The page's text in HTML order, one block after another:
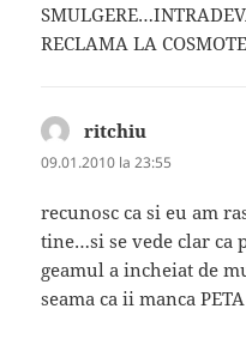
RECLAMA LA
ritchiu
09.01.2010 la 23:55
recunosc ca si eu am
tine…si se vede clar ca
geamul a incheiat de
seama ca ii manca